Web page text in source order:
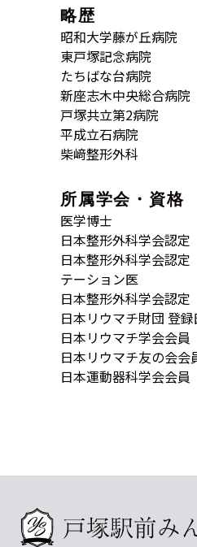
略歴
昭和大学藤が丘病院
東戸塚記念病院
たちばな台病院
新座志木中央総合病院
戸塚共立第2病院
平成立石病院
柴﨑整形外科
所属学会・資格
医学博士
日本整形外科学会認
日本整形外科学会認
テーション医
日本整形外科学会認
日本リウマチ財団 登
日本リウマチ学会会員
日本リウマチ友の会会
日本運動器科学会会員